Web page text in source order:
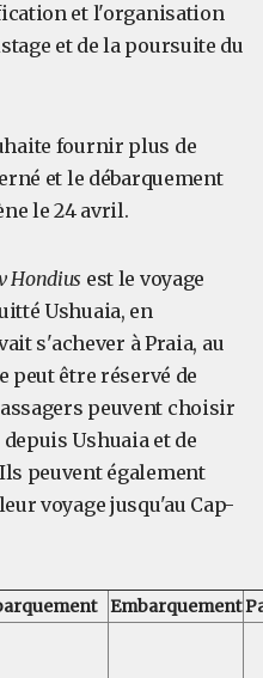
et l'organisation
et de la poursuite du
fournir plus de
et le débarquement
le 24 avril.
Hondius est le voyage
Ushuaia, en
s'achever à Praia, au
peut être réservé de
peuvent choisir
Ushuaia et de
peuvent également
voyage jusqu'au Cap-
Embarquement